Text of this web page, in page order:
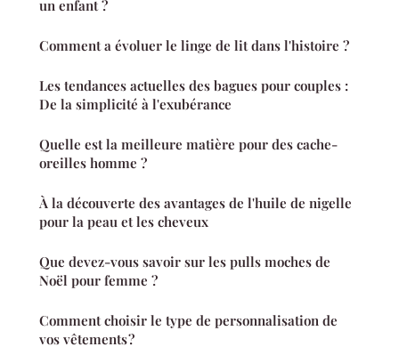
un enfant ?
Comment a évoluer le linge de lit dans l'histoire ?
Les tendances actuelles des bagues pour couples :
De la simplicité à l'exubérance
Quelle est la meilleure matière pour des cache-
oreilles homme ?
À la découverte des avantages de l'huile de nigelle
pour la peau et les cheveux
Que devez-vous savoir sur les pulls moches de
Noël pour femme ?
Comment choisir le type de personnalisation de
vos vêtements ?